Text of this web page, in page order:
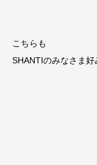
こちらも
SHANTIのみなさま好